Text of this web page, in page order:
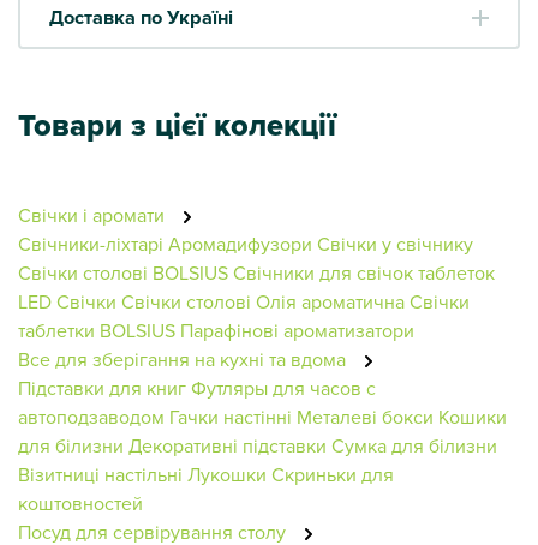
Доставка по Україні
Товари з цієї колекції
Свічки і аромати
Свічники-ліхтарі Аромадифузори Свічки у свічнику
Свічки столові BOLSIUSСвічники для свічок таблеток
LED Свічки Свічки столові Олія ароматичнаСвічки
таблетки BOLSIUS Парафінові ароматизатори
Все для зберігання на кухні та вдома
Підставки для книгФутляры для часов с
автоподзаводом Гачки настінні Металеві бокси Кошики
для білизни Декоративні підставки Сумка для білизни
Візитниці настільні Лукошки Скриньки для
коштовностей
Посуд для сервірування столу